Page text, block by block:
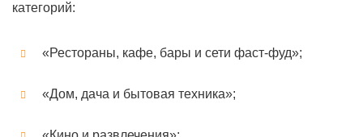
категорий:
«Рестораны, кафе, бары и сети фаст-фуд»;
«Дом, дача и бытовая техника»;